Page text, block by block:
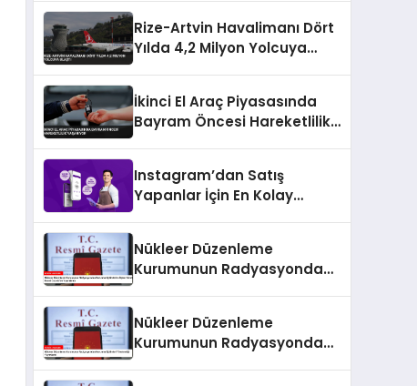
Rize-Artvin Havalimanı Dört
Yılda 4,2 Milyon Yolcuya
İkinci El Araç Piyasasında
Bayram Öncesi Hareketlilik
Instagram’dan Satış
Yapanlar İçin En Kolay
Nükleer Düzenleme
Kurumunun Radyasyondan
Gazete’de Yayımlandı
Nükleer Düzenleme
Kurumunun Radyasyondan